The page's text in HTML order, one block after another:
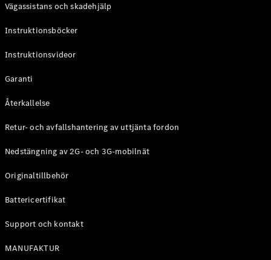
Mercedes-
AMG GT
Coupé
Benz Online
Store
Cabriolet / Roadster
Vägassistans och skadehjälp
Instruktionsböcker
Instruktionsvideor
Garanti
Återkallelse
Retur- och avfallshantering av uttjänta fordon
Nedstängning av 2G- och 3G-mobilnät
Originaltillbehör
Battericertifikat
Support och kontakt
MANUFAKTUR